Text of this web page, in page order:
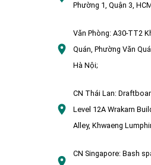
Phường 1, Quận 3,
Văn Phòng:A30-TT2
Quán, Phường Văn
Hà Nội;
CN Thái Lan:
Level 12A Wrakarn
Alley, Khwaeng
CN Singapore: Bash